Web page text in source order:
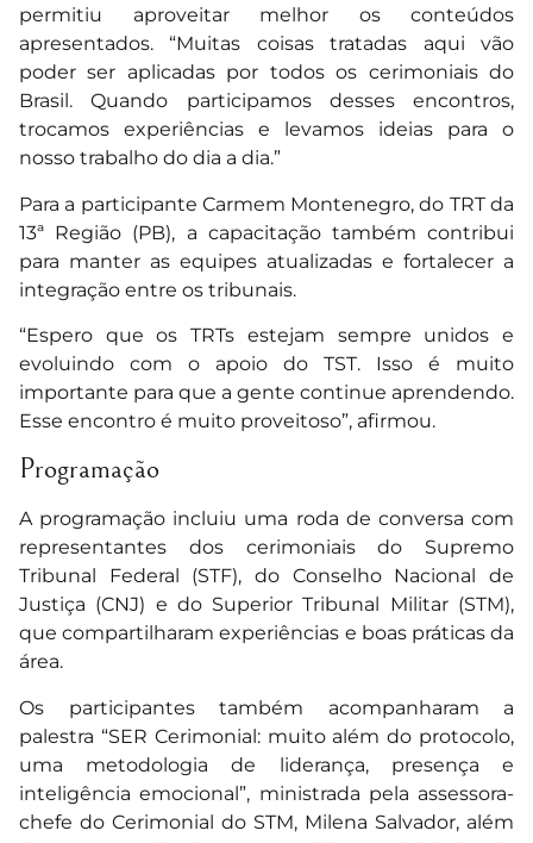
permitiu aproveitar melhor os conteúdos
apresentados. “Muitas coisas tratadas aqui vão
poder ser aplicadas por todos os cerimoniais do
Brasil. Quando participamos desses encontros,
trocamos experiências e levamos ideias para o
nosso trabalho do dia a dia.”
Para a participante Carmem Montenegro, do TRT da
13ª Região (PB), a capacitação também contribui
para manter as equipes atualizadas e fortalecer a
integração entre os tribunais.
“Espero que os TRTs estejam sempre unidos e
evoluindo com o apoio do TST. Isso é muito
importante para que a gente continue aprendendo.
Esse encontro é muito proveitoso”, afirmou.
Programação
A programação incluiu uma roda de conversa com
representantes dos cerimoniais do Supremo
Tribunal Federal (STF), do Conselho Nacional de
Justiça (CNJ) e do Superior Tribunal Militar (STM),
que compartilharam experiências e boas práticas da
área.
Os participantes também acompanharam a
palestra “SER Cerimonial: muito além do protocolo,
uma metodologia de liderança, presença e
inteligência emocional”, ministrada pela assessora-
chefe do Cerimonial do STM, Milena Salvador, além